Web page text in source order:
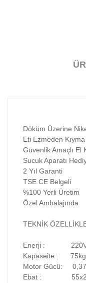
Döküm Üzerine
Eti Ezmeden
Güvenlik Amaçlı El
Sucuk Aparatı
2 Yıl Garanti
TSE CE Belgeli
%100 Yerli Üretim
Özel Ambalajında
TEKNİK
Enerji :
Kapaseite :
Motor Gücü:
Ebat :